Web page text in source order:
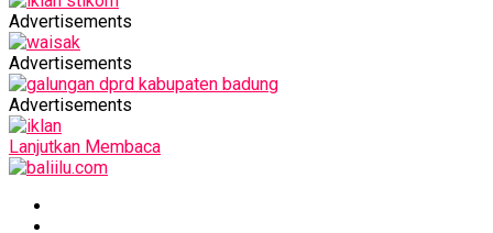
Advertisements
Advertisements
Advertisements
Lanjutkan Membaca